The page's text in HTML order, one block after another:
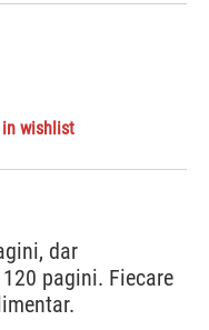
wishlist
dar
pagini. Fiecare